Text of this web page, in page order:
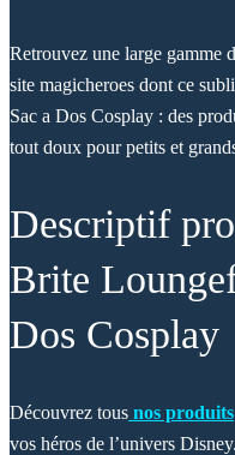
Retrouvez une large gamme
site magicheroes dont ce
Sac a Dos Cosplay : des
tout doux pour petits et
Descriptif
Brite
Dos Cosplay
Découvrez tous nos produits
vos héros de l’univers Disney.